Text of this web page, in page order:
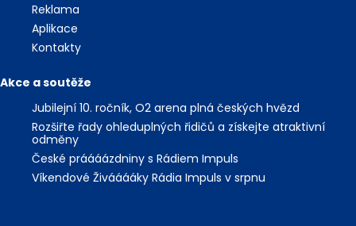
Reklama
Aplikace
Kontakty
Akce a soutěže
Jubilejní 10. ročník, O2 arena plná českých hvězd
Rozšiřte řady ohleduplných řidičů a získejte atraktivní
odměny
České práááázdniny s Rádiem Impuls
Víkendové Živááááky Rádia Impuls v srpnu